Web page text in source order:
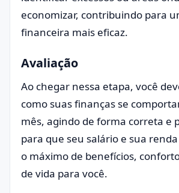
economizar, contribuindo para
financeira mais eficaz.
Avaliação
Ao chegar nessa etapa, você
como suas finanças se
mês, agindo de forma correta e
para que seu salário e sua
o máximo de benefícios,
de vida para você.